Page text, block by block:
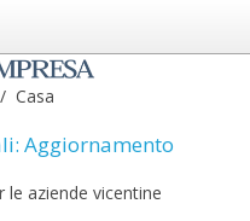
Casa
Aggiornamento
aziende vicentine